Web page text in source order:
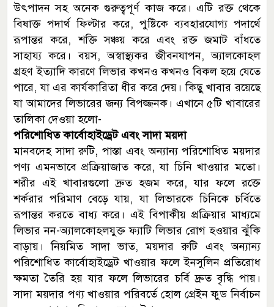
উৎপাদন সহ অনেক গুরুত্বপূর্ণ কাজ করে। এটি রক্ত থেকে
বিষাক্ত পদার্থ ফিল্টার করে, পুষ্টিকে ব্যবহারযোগ্য পদার্থে
রূপান্তর করে, শক্তি সঞ্চয় করে এবং রক্ত জমাট বাঁধতে
সাহায্য করে। বয়স, অস্বাস্থ্যকর জীবনযাপন, অ্যালকোহল
গ্রহণ ইত্যাদি কারণে লিভার কখনও কখনও বিকল হয়ে যেতে
পারে, যা এর কার্যকারিতা ধীর করে দেয়। কিছু খাবার রয়েছে
যা আমাদের লিভারের জন্য বিপজ্জনক। এখানে ৫টি খাবারের
তালিকা দেওয়া হলো-
পরিশোধিত কার্বোহাইড্রেট এবং সাদা ময়দা
মানবদেহ সাদা রুটি, পাস্তা এবং অন্যান্য পরিশোধিত ময়দার
পণ্য এমনভাবে প্রক্রিয়াজাত করে, যা চিনি খাওয়ার মতো।
শরীর এই খাবারগুলো দ্রুত হজম করে, যার ফলে রক্তে
শর্করার পরিমাণ বেড়ে যায়, যা লিভারকে চিনিকে চর্বিতে
রূপান্তর করতে বাধ্য করে। এই বিপাকীয় প্রক্রিয়ার মাধ্যমে
লিভার নন-অ্যালকোহলযুক্ত ফ্যাটি লিভার রোগ হওয়ার ঝুঁকি
বাড়ায়। নিয়মিত সাদা ভাত, ময়দার রুটি এবং অন্যান্য
পরিশোধিত কার্বোহাইড্রেট খাওয়ার ফলে ইনসুলিন প্রতিরোধ
ক্ষমতা তৈরি হয় যার ফলে লিভারের চর্বি দ্রুত বৃদ্ধি পায়।
সাদা ময়দার পণ্য খাওয়ার পরিবর্তে হোল গ্রেইন ফুড নির্বাচন